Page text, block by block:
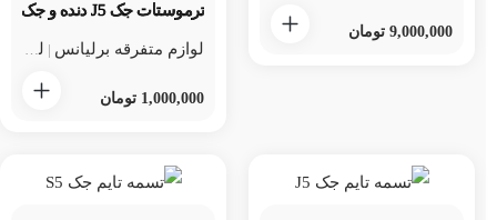
9,000,000 تومان
ترموستات جک J5 دنده و جک S3 و برلیانس ۱۵۰۰ سی سی
لوازم متفرقه برلیانس|
1,000,000 تومان